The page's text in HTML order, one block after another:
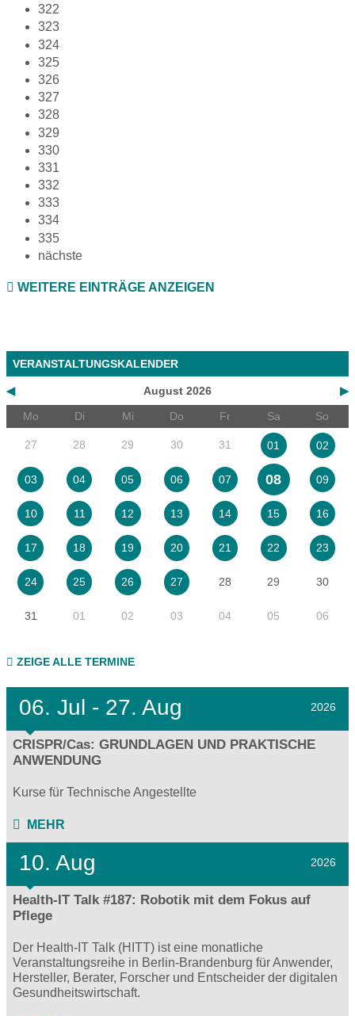
322
323
324
325
326
327
328
329
330
331
332
333
334
335
nächste
WEITERE EINTRÄGE ANZEIGEN
VERANSTALTUNGSKALENDER
◀ ▶
August 2026
Mo
Di Mi Do Fr Sa So
27 28 29 30 31 01 02
03 04 05 06 07 08 09
10 11 12 13 14 15 16
17 18 19 20 21 22 23
24 25 26 27 28 29 30
31 01 02 03 04 05 06
ZEIGE ALLE TERMINE
06. Jul - 27. Aug 2026
CRISPR/Cas: GRUNDLAGEN UND PRAKTISCHE
ANWENDUNG
Kurse für Technische Angestellte
MEHR
10. Aug 2026
Health-IT Talk #187: Robotik mit dem Fokus auf
Pflege
Der Health-IT Talk (HITT) ist eine monatliche
Veranstaltungsreihe in Berlin-Brandenburg für Anwender,
Hersteller, Berater, Forscher und Entscheider der digitalen
Gesundheitswirtschaft.